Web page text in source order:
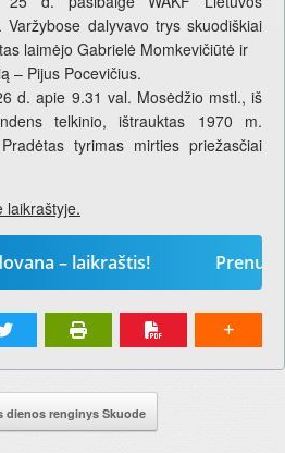
Varžybose dalyvavo trys skuodiškiai
laimėjo Gabrielė Momkevičiūtė ir
– Pijus Pocevičius.
d. apie 9.31 val. Mosėdžio mstl., iš
telkinio, ištrauktas 1970 m.
tyrimas mirties priežasčiai
laikraštyje.
– laikraštis!
dienos renginys Skuode